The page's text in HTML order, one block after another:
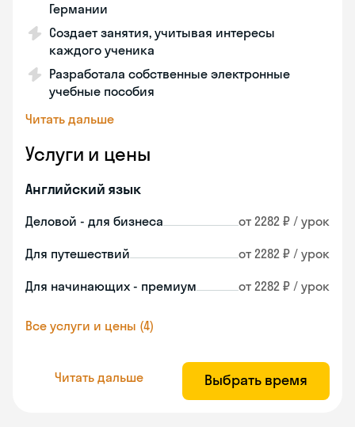
Германии
Создает занятия, учитывая интересы
каждого ученика
Разработала собственные электронные
учебные пособия
Читать дальше
Услуги и цены
Английский язык
Деловой - для бизнеса от 2282 ₽ / урок
Для путешествий от 2282 ₽ / урок
Для начинающих - премиум от 2282 ₽ / урок
Все услуги и цены (4)
Читать дальше Выбрать время